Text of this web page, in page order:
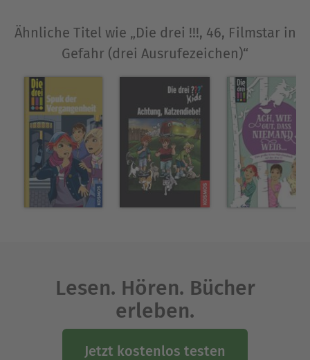
Ähnliche Titel wie „Die drei !!!, 46, Filmstar in
Gefahr (drei Ausrufezeichen)“
Lesen. Hören. Bücher
erleben.
Jetzt kostenlos testen